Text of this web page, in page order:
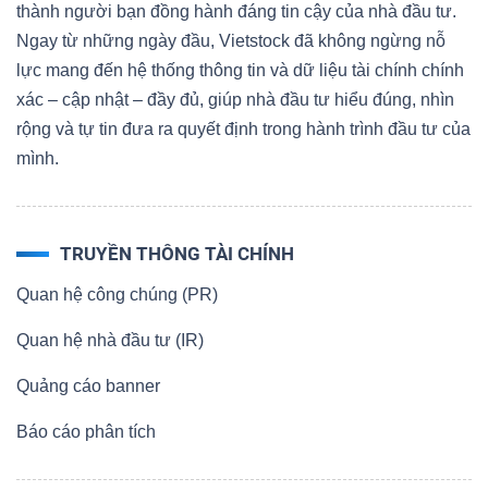
thành người bạn đồng hành đáng tin cậy của nhà đầu tư.
Ngay từ những ngày đầu, Vietstock đã không ngừng nỗ
lực mang đến hệ thống thông tin và dữ liệu tài chính chính
xác – cập nhật – đầy đủ, giúp nhà đầu tư hiểu đúng, nhìn
rộng và tự tin đưa ra quyết định trong hành trình đầu tư của
mình.
TRUYỀN THÔNG TÀI CHÍNH
Quan hệ công chúng (PR)
Quan hệ nhà đầu tư (IR)
Quảng cáo banner
Báo cáo phân tích